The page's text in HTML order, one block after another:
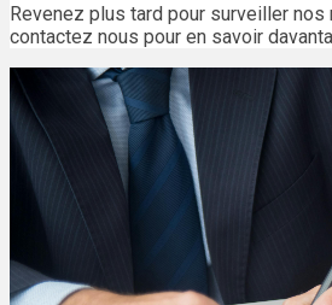
Revenez plus tard pour surveiller
contactez nous pour en savoir